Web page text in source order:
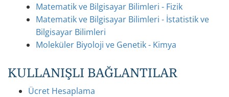
Matematik ve Bilgisayar Bilimleri - Fizik
Matematik ve Bilgisayar Bilimleri - İstatistik ve
Bilgisayar Bilimleri
Moleküler Biyoloji ve Genetik - Kimya
KULLANIŞLI BAĞLANTILAR
Ücret Hesaplama